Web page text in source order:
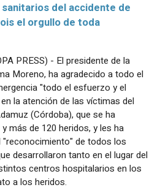
del accidente de
el orgullo de toda
PRESS) - El presidente de la
Moreno, ha agradecido a todo el
"todo el esfuerzo y el
la atención de las víctimas del
(Córdoba), que se ha
más de 120 heridos, y les ha
"reconocimiento" de todos los
desarrollaron tanto en el lugar del
centros hospitalarios en los
a los heridos.